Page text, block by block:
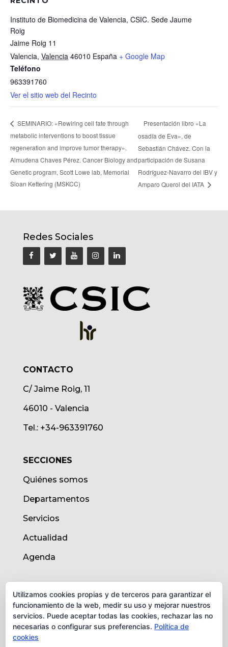
Instituto de Biomedicina de Valencia, CSIC. Sede Jaume
Roig
Jaime Roig 11
Valencia, Valencia 46010 España + Google Map
Teléfono
963391760
Ver el sitio web del Recinto
SEMINARIO: «Rewiring cell fate through
metabolic interventions to boost tissue
regeneration and improve tumor therapy».
Almudena Chaves Pérez. Cancer Biology and
Genetic program, Scott Lowe lab, Memorial
Sloan Kettering (MSKCC)
Presentación libro «La
osadía de Eva», de
Sebastián Chávez. Con la
participación de Susana
Rodríguez-Navarro del IBV y
Amparo Querol del IATA
Redes Sociales
CONTACTO
C/ Jaime Roig, 11
46010 - Valencia
Tel.: +34-963391760
SECCIONES
Quiénes somos
Departamentos
Servicios
Actualidad
Agenda
Aviso legal
Política de cookies
Utilizamos cookies propias y de terceros para garantizar el
funcionamiento de la web, medir su uso y mejorar nuestros
servicios. Puede aceptar todas las cookies, rechazar las no
necesarias o configurar sus preferencias. Política de
cookies